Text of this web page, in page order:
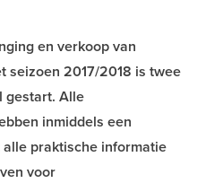
en verkoop van
seizoen 2017/2018 is twee
gestart. Alle
inmiddels een
praktische informatie
voor